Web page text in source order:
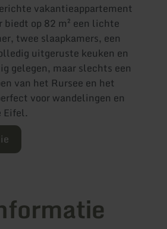
vakantieappartement
op 82 m² een lichte
twee slaapkamers, een
uitgeruste keuken en
gelegen, maar slechts een
van het Rursee en het
voor wandelingen en